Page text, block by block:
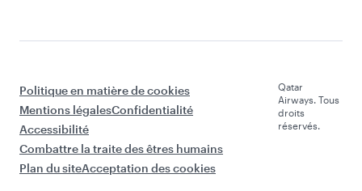
Politique en matière de cookies
Mentions légalesConfidentialité
Accessibilité
Combattre la traite des êtres humains
Plan du siteAcceptation des cookies
Qatar
Airways. Tous
droits
réservés.